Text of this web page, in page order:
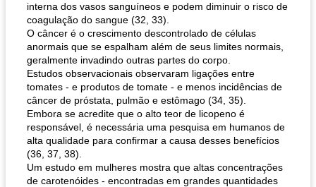
interna dos vasos sanguíneos e podem diminuir o risco de
coagulação do sangue (32, 33).
O câncer é o crescimento descontrolado de células
anormais que se espalham além de seus limites normais,
geralmente invadindo outras partes do corpo.
Estudos observacionais observaram ligações entre
tomates - e produtos de tomate - e menos incidências de
câncer de próstata, pulmão e estômago (34, 35).
Embora se acredite que o alto teor de licopeno é
responsável, é necessária uma pesquisa em humanos de
alta qualidade para confirmar a causa desses benefícios
(36, 37, 38).
Um estudo em mulheres mostra que altas concentrações
de carotenóides - encontradas em grandes quantidades